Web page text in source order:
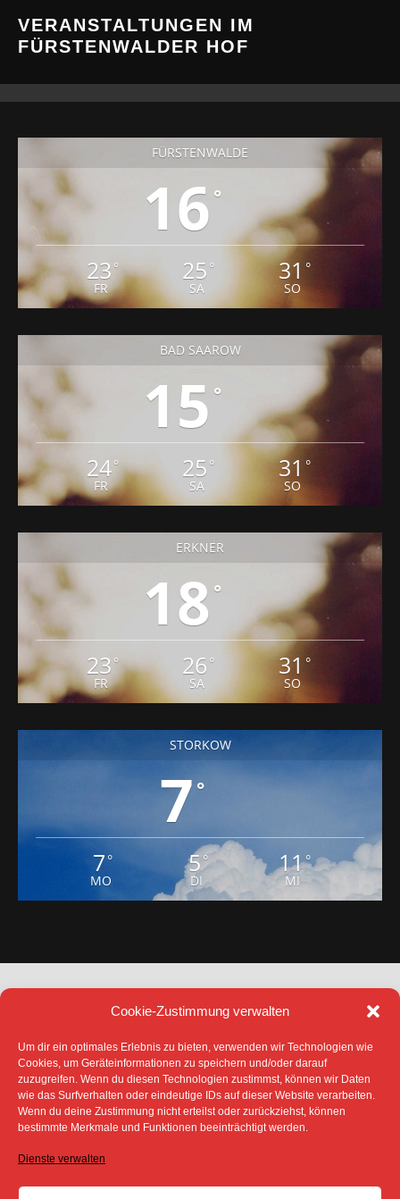
Cookie-Zustimmung verwalten
Um dir ein optimales Erlebnis zu bieten, verwenden wir Technologien wie
Cookies, um Geräteinformationen zu speichern und/oder darauf
zuzugreifen. Wenn du diesen Technologien zustimmst, können wir Daten
wie das Surfverhalten oder eindeutige IDs auf dieser Website verarbeiten.
Wenn du deine Zustimmung nicht erteilst oder zurückziehst, können
bestimmte Merkmale und Funktionen beeinträchtigt werden.
Dienste verwalten
VERANSTALTUNGEN IM
FÜRSTENWALDER HOF
FÜRSTENWALDE
16 °
23 °
FR
25 °
SA
31 °
SO
BAD SAAROW
15 °
24°
FR
25 °
SA
31 °
SO
ERKNER
18 °
23 °
FR
26 °
SA
31 °
SO
STORKOW
7°
7 °
MO
5°
DI
11°
MI
DATENSCHUTZ
IMPRESSUM
COOKIE-RICHTLINIE (EU)
SÄMTLICHE TEXTE, BILDER UND ANDERE
SOFERN NICHT ANDERS GEKENNZEICHNET- DEM
COPYRIGHT DES SPREEBOTE ONLINE ODER WERDEN